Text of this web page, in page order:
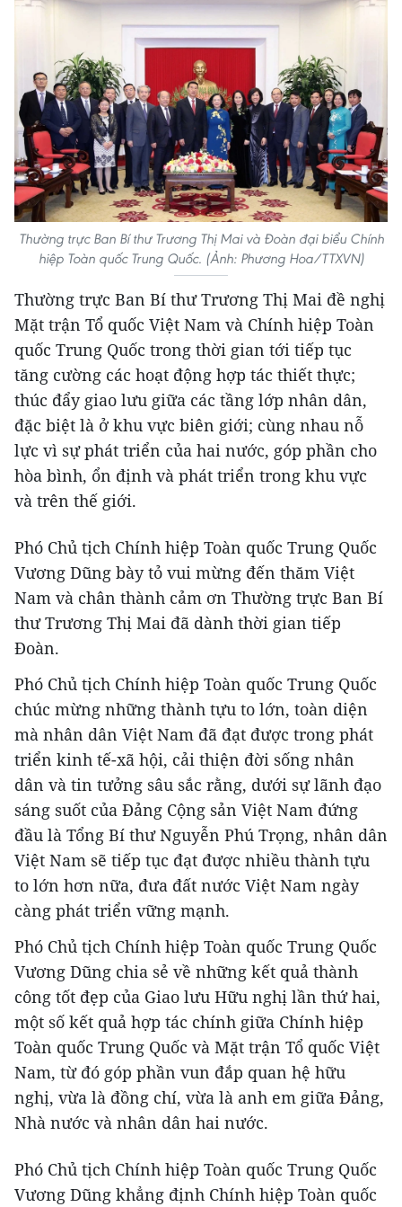
Thường trực Ban Bí thư Trương Thị Mai và Đoàn đại biểu Chính
hiệp Toàn quốc Trung Quốc. (Ảnh: Phương Hoa/TTXVN)
Thường trực Ban Bí thư Trương Thị Mai đề nghị
Mặt trận Tổ quốc Việt Nam và Chính hiệp Toàn
quốc Trung Quốc trong thời gian tới tiếp tục
tăng cường các hoạt động hợp tác thiết thực;
thúc đẩy giao lưu giữa các tầng lớp nhân dân,
đặc biệt là ở khu vực biên giới; cùng nhau nỗ
lực vì sự phát triển của hai nước, góp phần cho
hòa bình, ổn định và phát triển trong khu vực
và trên thế giới.
Phó Chủ tịch Chính hiệp Toàn quốc Trung Quốc
Vương Dũng bày tỏ vui mừng đến thăm Việt
Nam và chân thành cảm ơn Thường trực Ban Bí
thư Trương Thị Mai đã dành thời gian tiếp
Đoàn.
Phó Chủ tịch Chính hiệp Toàn quốc Trung Quốc
chúc mừng những thành tựu to lớn, toàn diện
mà nhân dân Việt Nam đã đạt được trong phát
triển kinh tế-xã hội, cải thiện đời sống nhân
dân và tin tưởng sâu sắc rằng, dưới sự lãnh đạo
sáng suốt của Đảng Cộng sản Việt Nam đứng
đầu là Tổng Bí thư Nguyễn Phú Trọng, nhân dân
Việt Nam sẽ tiếp tục đạt được nhiều thành tựu
to lớn hơn nữa, đưa đất nước Việt Nam ngày
càng phát triển vững mạnh.
Phó Chủ tịch Chính hiệp Toàn quốc Trung Quốc
Vương Dũng chia sẻ về những kết quả thành
công tốt đẹp của Giao lưu Hữu nghị lần thứ hai,
một số kết quả hợp tác chính giữa Chính hiệp
Toàn quốc Trung Quốc và Mặt trận Tổ quốc Việt
Nam, từ đó góp phần vun đắp quan hệ hữu
nghị, vừa là đồng chí, vừa là anh em giữa Đảng,
Nhà nước và nhân dân hai nước.
Phó Chủ tịch Chính hiệp Toàn quốc Trung Quốc
Vương Dũng khẳng định Chính hiệp Toàn quốc